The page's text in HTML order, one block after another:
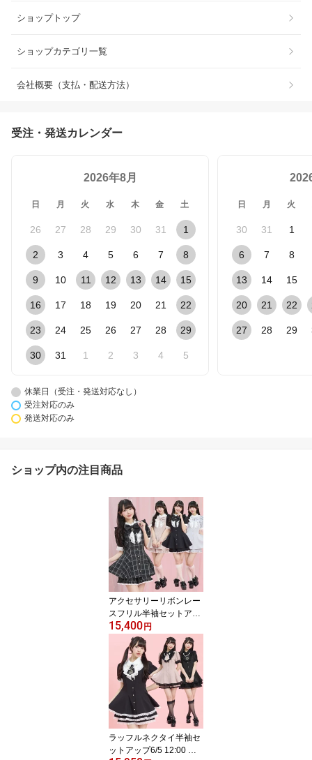
ショップトップ
ショップカテゴリ一覧
会社概要（支払・配送方法）
受注・発送カレンダー
2026年8月
日 月 火 水 木 金 土
26 27 28 29 30 31 1
2 3 4 5 6 7 8
9 10 11 12 13 14 15
16 17 18 19 20 21 22
23 24 25 26 27 28 29
30 31 1 2 3 4 5
日 月 火
30 31 1
6 7 8
13 14 15
20 21 22
27 28 29
休業日（受注・発送対応なし）
受注対応のみ
発送対応のみ
ショップ内の注目商品
アクセサリーリボンレー
スフリル半袖セットアッ
プ5/2 12:00 ピンク再入
荷4/10 12:00 販売スター
トsecrethoney シーク
レットハニー シーハ
ニ 量産型 地雷系 双
子コーデ 参戦服 レデ
ィース 可愛い 無地
チェック ブラック
黒 ピンク グレー
15,400円
ラッフルネクタイ半袖セ
ットアップ6/5 12:00 ピ